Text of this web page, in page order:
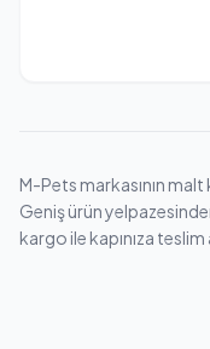
M-Pets markasının
Geniş ürün
kargo ile kapınıza teslim